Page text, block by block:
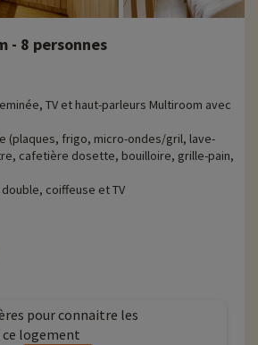
- 8 personnes
TV et haut-parleurs Multiroom avec
(plaques, frigo, micro-ondes/gril, lave-
cafetière dosette, bouilloire, grille-pain,
coiffeuse et TV
pour connaitre les
logement